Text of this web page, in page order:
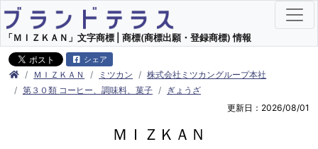
「ＭＩＺＫＡＮ」文字商標 | 商標(商標出願・登録商標) 情報
シェア
ＭＩＺＫＡＮ ミツカン
株式会社ミツカングループ本社
第３０類 コーヒー、調味料、菓子
ぎょうざ
更新日：2026/08/01
ＭＩＺＫＡＮ